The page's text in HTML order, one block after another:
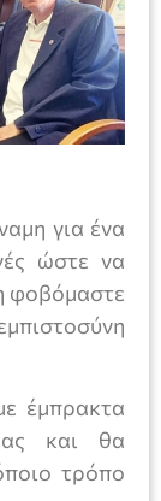
για ένα
ώστε να
φοβόμαστε
έμπρακτα
και θα
τρόπο